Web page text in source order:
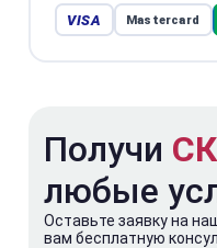
VISA Mastercard
Получи
любые
Оставьте заявку на
вам бесплатную